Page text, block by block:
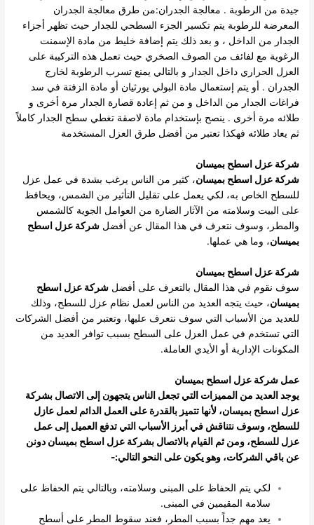
جيدة من الرطوبة . معالجة الجدران:من طرق معالجة الجدران
المعرضة للرطوبة يتم تكسير الجزء السطحي للجدار حيث تظهر أجزاء
الجدار من الداخل ، و بعد ذلك يتم إضافة خليط من مادة الإسمنت
الرغوية مع لفائف من الصوف الصخري حيث تعمل هذه التركيبة على
العزل الحراري داخل الجدار و بالتالي يمنع تسرب الرطوبة لخارج
الجدران . أو يتم إستعمال مادة البولي يورثيان أو مادة الزفتة في سد
فراغات الجدار من الداخل و من ثم إعادة قصارة الجدار مرة أخرى و
طلائه مرة أخرى . ينصح بإستخدام مادة لاصقة تغطي سطح الجدار كاملاً
ثم يعاد طلائه فهكذا تعتبر من أفضل طرق العزل المستخدمة
شركة عزل اسطح بميسان
شركة عزل اسطح بميسان، كثير من الناس يرغب بشدة في عمل عزل
للسطح الخاص به، لكي يعمل على تقليل التأثير من الشمس، ويحافظ
على البيت وسلامته من الآثار الضارة من العوامل الجوية كالشمس
والمطر، وسوف نتعرف في هذا المقال عن أفضلشركة عزل اسطح
بميسان، وما هي عملها.
شركة عزل اسطح بميسان
سوف نقوم في هذا المقال بالتعرف على أفضلشركة عزل اسطح
بميسان، حيث يتجه العديد من الناس لعمل نظام عزل للسطح، وذلك
للعديد من الأسباب التي سوف نتعرف عليها، وتعتبر من أفضل الشركات
التي تستخدم في عمل العزل على السطح بسبب توافر العديد من
المكونات الإدارية أو الأيدي العاملة.
عمل شركة عزل اسطح بميسان
يوجد العديد من المميزات التي تجعل الناس يتجهون إلى الاتصال بشركة
عزل اسطح بميسان، لأنها تتميز بالقدرة على العمل الدائم لعمل عازل
للسطح، وسوف نتناقش في أبرز الأسباب التي تدفع العميل إلى عمل
عزل للسطح، ومن ثم القيام بالاتصال بشركة عزل اسطح بميسان دونن
عن باقي الشركات، وهو يكون على النحو التالي:-
لكي يتم الحفاظ على المبنى وسلامته، وبالتالي يتم الحفاظ على
سلامة المقيمين في المبنى.
يعد مهم جداً بسبب المطر، فعند سقوط المطر على أسطح